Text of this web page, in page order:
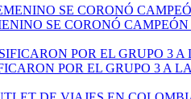
SE CORONÓ
POR EL GRUPO 3 A